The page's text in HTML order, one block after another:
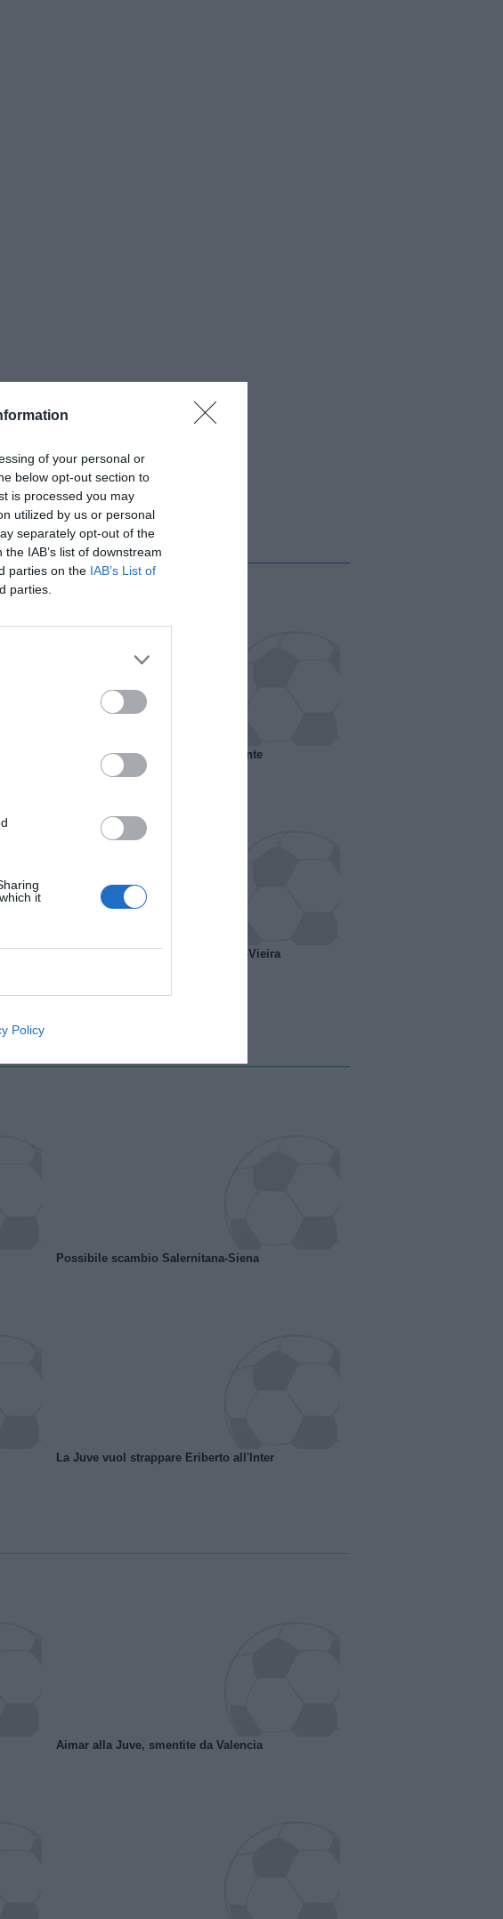
of your personal or
below opt-out section to
is processed you may
utilized by us or personal
separately opt-out of the
IAB’s list of downstream
parties on the IAB’s List of
parties.
it
Policy
Francia, il Marsiglia senza presidente
A gennaio ipotesi scambio Davids-Vieira
Possibile scambio Salernitana-Siena
La Juve vuol strappare Eriberto all'Inter
Aimar alla Juve, smentite da Valencia